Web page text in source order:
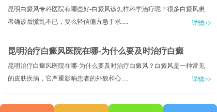
昆明白癜风专科医院有哪些好-白癜风该怎样科学治疗呢？很多白癜风患
者确诊后慌乱不已，要么轻信偏方急于求.....
详情>>
昆明治疗白癜风医院在哪-为什么要及时治疗白癜
昆明治疗白癜风医院在哪-为什么要及时治疗白癜风？白癜风是一种常见
的皮肤疾病，它严重影响患者的外貌和心.....
详情>>